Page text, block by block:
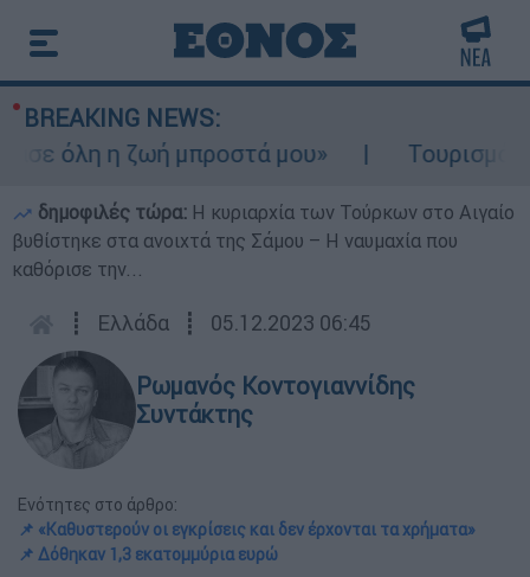
BREAKING NEWS:
όλη η ζωή μπροστά μου»
Τουρισμός
δημοφιλές τώρα: Η κυριαρχία των Τούρκων στο Αιγαίο
βυθίστηκε στα ανοιχτά της Σάμου – Η ναυμαχία που
καθόρισε την...
┋ Ελλάδα ┋ 05.12.2023 06:45
Ρωμανός Κοντογιαννίδης
Συντάκτης
Ενότητες στο άρθρο:
📌 «Καθυστερούν οι εγκρίσεις και δεν έρχονται τα χρήματα»
📌 Δόθηκαν 1,3 εκατομμύρια ευρώ